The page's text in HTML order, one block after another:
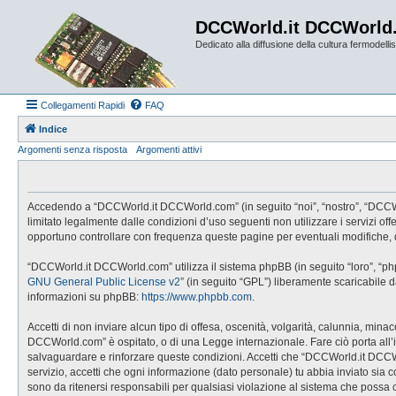
DCCWorld.it
Dedicato alla diffusione della cultura
Collegamenti Rapidi FAQ
Indice
Argomenti senza risposta
Argomenti attivi
Accedendo a “DCCWorld.it DCCWorld.com” (in seguito “noi”, “nostro”,
limitato legalmente dalle condizioni d’uso seguenti non utilizzare i servizi
opportuno controllare con frequenza queste pagine per eventuali
“DCCWorld.it DCCWorld.com” utilizza il sistema phpBB (in seguito “loro”,
GNU General Public License v2” (in seguito “GPL”) liberamente scaricabile
informazioni su phpBB: https://www.phpbb.com.
Accetti di non inviare alcun tipo di offesa, oscenità, volgarità, calunnia,
DCCWorld.com” è ospitato, o di una Legge internazionale. Fare ciò porta
salvaguardare e rinforzare queste condizioni. Accetti che “DCCWorld.it
servizio, accetti che ogni informazione (dato personale) tu abbia inviato sia
sono da ritenersi responsabili per qualsiasi violazione al sistema che possa